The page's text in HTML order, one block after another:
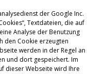
der Google Inc.
Textdateien, die auf
Analyse der Benutzung
den Cookie erzeugten
werden in der Regel an
und dort gespeichert. Im
dieser Webseite wird Ihre